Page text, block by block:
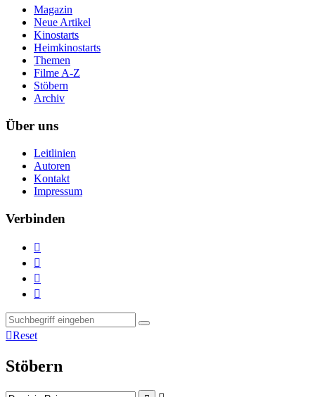
Magazin
Neue Artikel
Kinostarts
Heimkinostarts
Themen
Filme A-Z
Stöbern
Archiv
Über uns
Leitlinien
Autoren
Kontakt
Impressum
Verbinden




Reset
Stöbern